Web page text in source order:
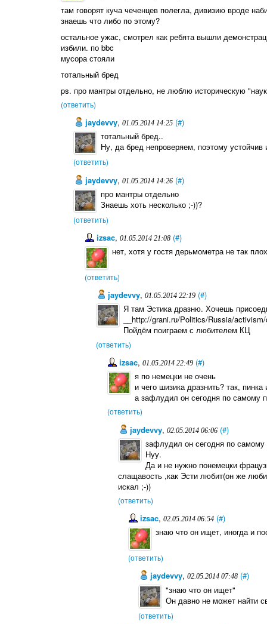
там говорят куча чеченцев полегла, дивизию вроде
знаешь что либо по этому?
остальное ужас, смотрел как ребята вышли
избили. по bbc
мусора стояли
тотальный бред
ps. про мантры отдельно, не люблю историческую
(ответить)
jaydevvy, 01.05.2014 14:25 (#)
тотальный бред..
Ну, да бред непроверяем, поэтому устойчив
(ответить)
jaydevvy, 01.05.2014 14:26 (#)
про мантры отдельно
Знаешь хоть несколько ;-))?
(ответить)
izsac,01.05.2014 21:08 (#)
нет, хотя у гостя дерьмометра не так
(ответить)
jaydevvy,01.05.2014 22:19 (#)
Я там Эстика дразню. Хочешь
__http://grani.ru/Politics/Russia/
Пойдём поиграем с любителем КЦ
(ответить)
izsac, 01.05.2014 22:49 (#)
я по немецки не очень
и чего шизика дразнить? так, пинка
а зафлудил он сегодня по самому
(ответить)
jaydevvy, 02.05.2014 06:06 (#)
зафлудил он сегодня по самому
Нуу.
Да и не нужно понемецки
слащавость ,как Эсти любит(он же
искал ;-))
(ответить)
izsac,02.05.2014 06:54 (#)
знаю что он ищет, иногда и
(ответить)
jaydevvy, 02.05.2014 07:48 (#)
"знаю что он ищет"
Он давно не может найти
(ответить)